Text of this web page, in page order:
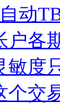
动
户各
敏度
个交